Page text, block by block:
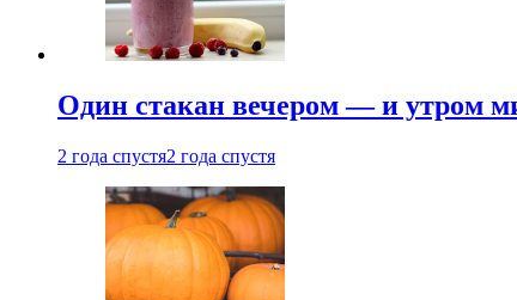
Один стакан вечером — и утром
2 года спустя2 года спустя